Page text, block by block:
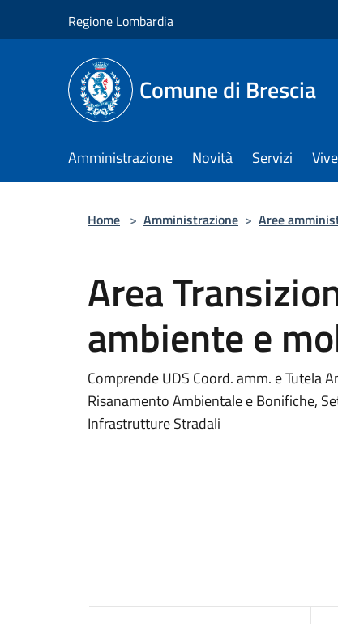
Regione Lombardia
Comune di Brescia
Amministrazione Novità Servizi
Home > Amministrazione > Aree
Area
ambiente e
Comprende UDS Coord. amm. e Tutela
Risanamento Ambientale e Bonifiche,
Infrastrutture Stradali